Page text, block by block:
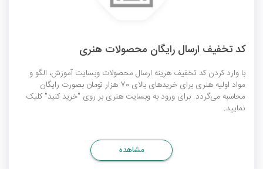
کد تخفیف ارسال رایگان محصولات هنری
با وارد کردن کد تخفیف هرینه ارسال محصولات وبسایت آموزش، الگو و
مواد اولیه هنری برای خریدهای بالای 70 هزار تومان بصورت رایگان
محاسبه می‌گردد. برای ورود به وبسایت هنری بر روی "خرید کنید" کلیک
نمایید.
مشاهده